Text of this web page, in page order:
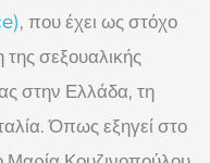
, που έχει ως στόχο
σεξουαλικής
στην Ελλάδα, τη
Όπως εξηγεί στο